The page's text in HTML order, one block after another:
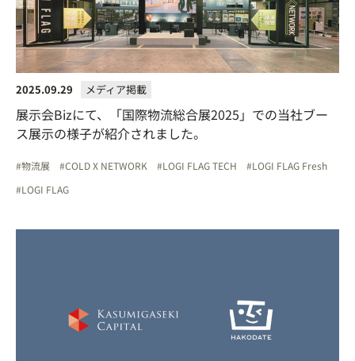
2025.09.29 メディア掲載
展示会Bizにて、「国際物流総合展2025」での当社ブー
ス展示の様子が紹介されました。
物流展 COLD X NETWORK LOGI FLAG TECH
LOGI FLAG Fresh
LOGI FLAG